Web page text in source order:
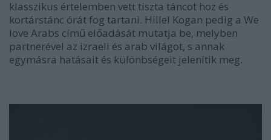
klasszikus értelemben vett tiszta táncot hoz és
kortárstánc órát fog tartani. Hillel Kogan pedig a We
love Arabs című előadását mutatja be, melyben
partnerével az izraeli és arab világot, s annak
egymásra hatásait és különbségeit jelenítik meg.